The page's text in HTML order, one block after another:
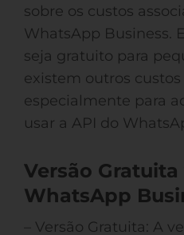
sobre os custos
WhatsApp Business.
seja gratuito para
existem outros
especialmente para
usar a API do
Versão Gratuita
WhatsApp
– Versão Gratuita: A